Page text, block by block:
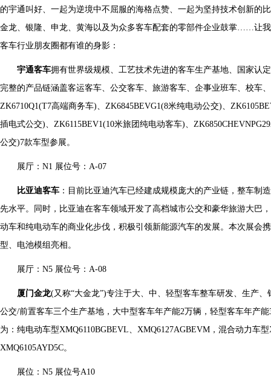
的宇通叫好、一起为逆境中不屈服的海格点赞、一起为坚持技术创新的
金龙、银隆、申龙、黄海以及为众多客车配套的零部件企业鼓掌……让
客车行业朋友圈都有谁的身影：
宇通客车拥有世界级规模、工艺技术先进的客车生产基地、国家认
完整的产品链涵盖客运客车、公交客车、旅游客车、企事业班车、校车
ZK6710Q1(T7高端商务车)、ZK6845BEVG1(8米纯电动公交)、
插电式公交)、ZK6115BEV1(10米旅团纯电动客车)、
公交)7款车型参展。
展厅：N1 展位号：A-07
比亚迪客车 ：目前比亚迪汽车已经建成规模庞大的产业链，整车制
先水平。同时，比亚迪在客车领域开发了高档城市公交和豪华旅游大巴
动车和纯电动车的商业化步伐，积极引领新能源汽车的发展。本次展会
型、电池模组亮相。
展厅：N5 展位号：A-08
厦门金龙(又称“大金龙”)专注于大、中、轻型客车整车研发、生产
公交/前置客车三个生产基地，大中型客车年产能2万辆，轻型客车年产
为：纯电动车型XMQ6110BGBEVL、XMQ6127AGBEVM，混合动力车
XMQ6105AYD5C。
展位：N5 展位号A10